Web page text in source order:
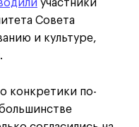
участники
Совета
и культуре,
конкретики по-